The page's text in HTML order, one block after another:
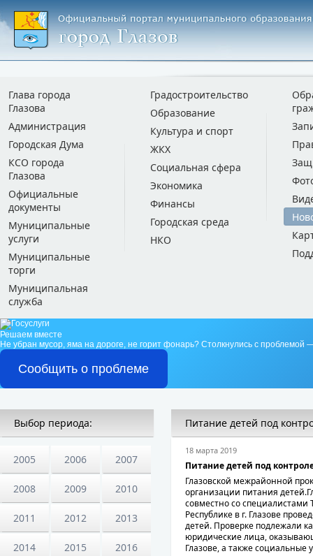
Глава города
Глазова
Администрация
Городская Дума
КСО города
Глазова
Официальные
документы
Муниципальные
услуги
Муниципальные
торги
Муниципальная
служба
Градостроительство
Образование
Культура и спорт
ЖКХ
Социальная сфера
Экономика
Финансы
Городская среда
НКО
Решаем вместе
Не убран мусор, яма на дороге, не горит фонарь? Столкнулись с проблемой
Сообщить о проблеме
Выбор периода:
2005 2006 2007
2008 2009 2010
2011 2012 2013
2014 2015 2016
Питание детей под
18 марта 2019
Питание детей под
Глазовской межрайонной
организации питания
совместно со специалистами
Республике в г. Глазове
детей. Проверке подлежали
юридические лица,
Глазове, а также социальные